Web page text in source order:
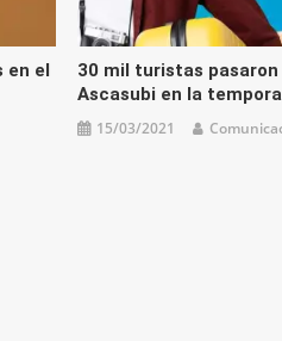
en el
30 mil turistas pasaron
Ascasubi en la
15/03/2021